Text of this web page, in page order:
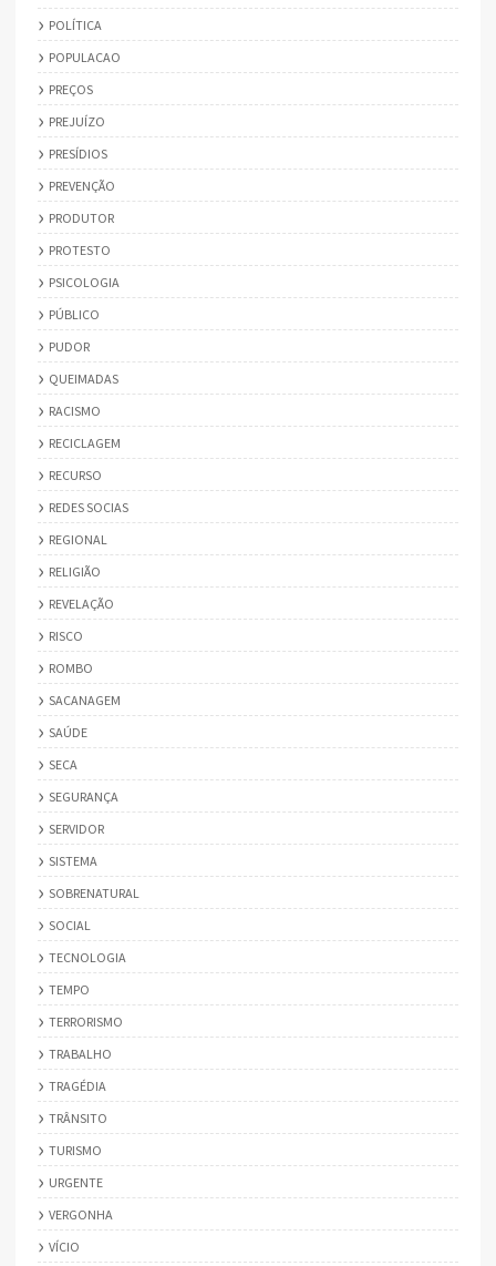
POLÍTICA
POPULACAO
PREÇOS
PREJUÍZO
PRESÍDIOS
PREVENÇÃO
PRODUTOR
PROTESTO
PSICOLOGIA
PÚBLICO
PUDOR
QUEIMADAS
RACISMO
RECICLAGEM
RECURSO
REDES SOCIAS
REGIONAL
RELIGIÃO
REVELAÇÃO
RISCO
ROMBO
SACANAGEM
SAÚDE
SECA
SEGURANÇA
SERVIDOR
SISTEMA
SOBRENATURAL
SOCIAL
TECNOLOGIA
TEMPO
TERRORISMO
TRABALHO
TRAGÉDIA
TRÂNSITO
TURISMO
URGENTE
VERGONHA
VÍCIO